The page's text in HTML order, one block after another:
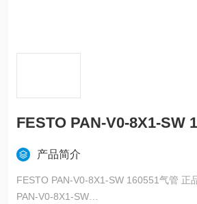
FESTO PAN-V0-8X1-SW
产品简介
FESTO PAN-V0-8X1-SW 160551气管 正
PAN-V0-8X1-SW